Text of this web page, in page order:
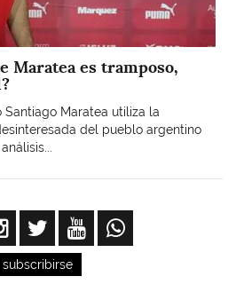
Maratea es tramposo,
Maratea utiliza la
del pueblo argentino
subscribirse